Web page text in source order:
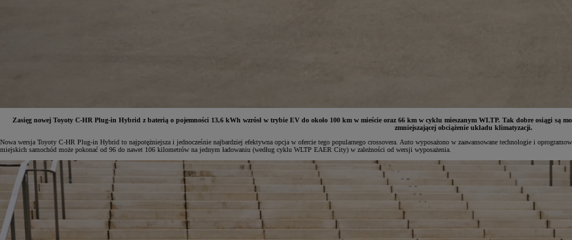
Od81 900 zł
Yaris Cross
HYBRID
Zasięg nowej Toyoty C-HR Plug-in Hybrid z baterią o pojemności 13,6 kWh wzrósł w trybie EV do około 100 km w mieście oraz 66 km w cyklu mieszanym WLTP. Tak dobre osiągi są
zmniejszającej obciążenie układu klimatyzacji.
Nowa wersja Toyoty C-HR Plug-in Hybrid to najpotężniejsza i jednocześnie najbardziej efektywna opcja w ofercie tego popularnego crossovera. Auto wyposażono w zaawansowane technologie i
miejskich samochód może pokonać od 96 do nawet 106 kilometrów na jednym ładowaniu (według cyklu WLTP EAER City) w zależności od wersji wyposażenia.